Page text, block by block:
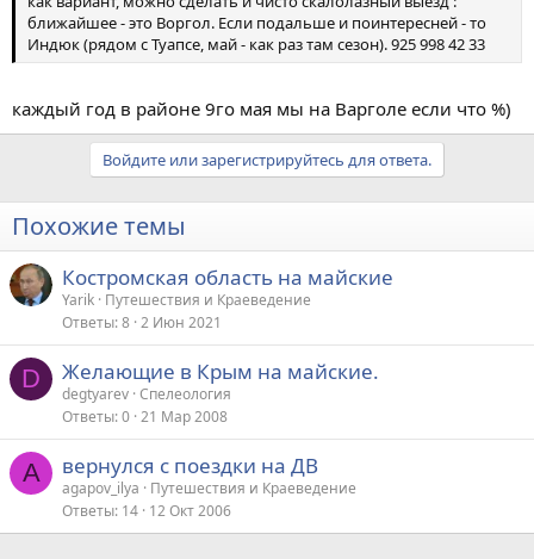
ближайшее - это Воргол. Если подальше и поинтересней - то
Индюк (рядом с Туапсе, май - как раз там сезон). 925 998 42 33
каждый год в районе 9го мая мы на Варголе если что %)
Войдите или зарегистрируйтесь для ответа.
Похожие темы
Костромская область на майские
Yarik Путешествия и Краеведение
Ответы 8 2 Июн 2021
D Желающие в Крым на майские.
degtyarev Спелеология
Ответы 0 21 Мар 2008
A вернулся с поездки на ДВ
agapov_ilya
Путешествия и Краеведение
Ответы 14 12 Окт 2006